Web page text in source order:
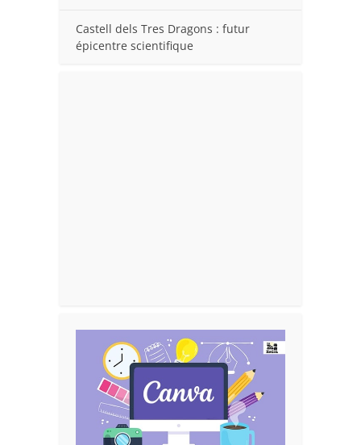
Castell dels Tres Dragons : futur
épicentre scientifique